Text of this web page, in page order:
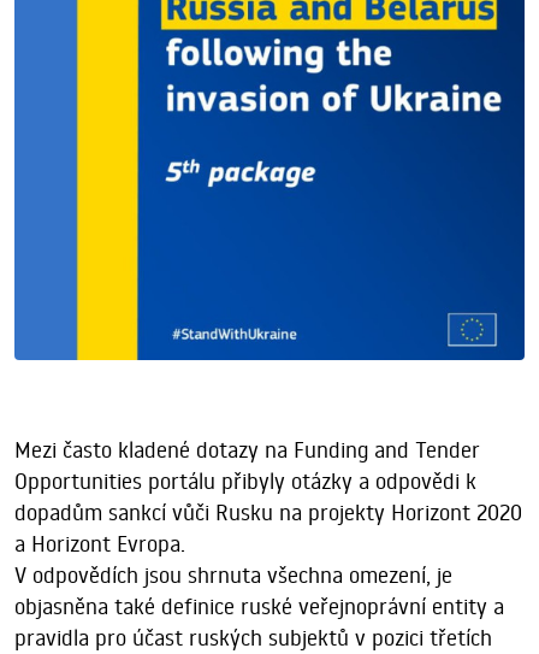
Mezi často kladené dotazy na Funding and Tender
Opportunities portálu přibyly otázky a odpovědi k
dopadům sankcí vůči Rusku na projekty Horizont 2020
a Horizont Evropa.
V odpovědích jsou shrnuta všechna omezení, je
objasněna také definice ruské veřejnoprávní entity a
pravidla pro účast ruských subjektů v pozici třetích